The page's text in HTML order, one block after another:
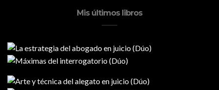
Mis últimos libros